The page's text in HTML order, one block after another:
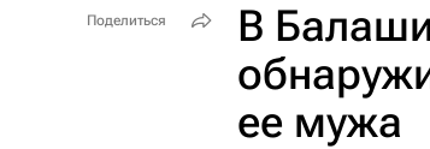
В
ее мужа
Поделиться